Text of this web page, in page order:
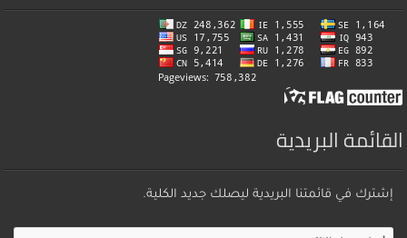
القائمة البريدية
إشترك في قائمتنا البريدية ليصلك جديد الكلية.